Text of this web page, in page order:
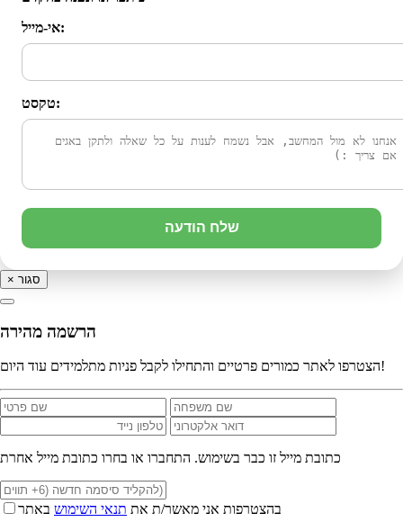
אי-מייל:
טקסט:
שלח הודעה
× סגור
הרשמה מהירה
הצטרפו לאתר כמורים פרטיים והתחילו לקבל פניות מתלמידים עוד היום!
כתובת מייל זו כבר בשימוש. התחברו או בחרו כתובת מייל אחרת
בהצטרפות אני מאשר/ת את תנאי השימוש באתר